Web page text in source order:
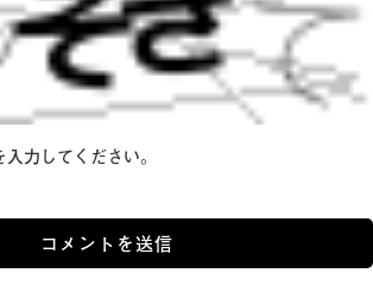
力してください。